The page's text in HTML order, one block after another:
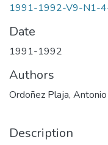
1991-1992-V9-N1-
Date
1991-1992
Authors
Ordoñez Plaja, Antonio
Description